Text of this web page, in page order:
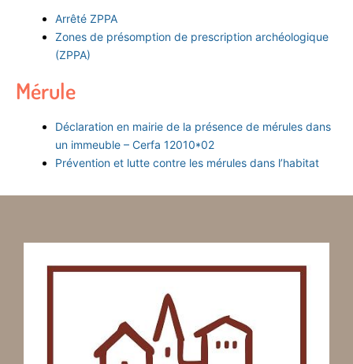
Arrêté ZPPA
Zones de présomption de prescription archéologique
(ZPPA)
Mérule
Déclaration en mairie de la présence de mérules dans
un immeuble – Cerfa 12010*02
Prévention et lutte contre les mérules dans l’habitat